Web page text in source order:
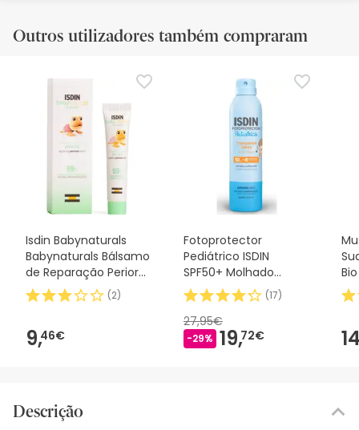
Outros utilizadores também compraram
Isdin Babynaturals
Babynaturals Bálsamo
de Reparação Perioral
15ml
(2)
9,46€
Fotoprotector
Pediátrico ISDIN
SPF50+ Molhado
Transparente 250ml
(17)
27,95€
-29% 19,72€
Descrição